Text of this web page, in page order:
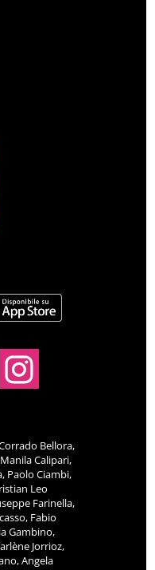
Bellora,
Calipari,
Paolo Ciambi,
Leo
Farinella,
Fabio
Gambino,
Jorrioz,
Angela